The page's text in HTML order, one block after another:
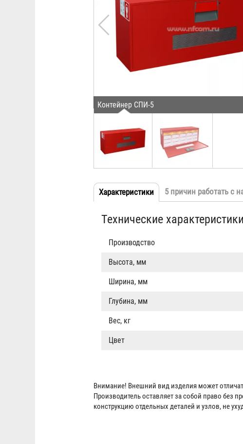
Контейнер СПИ-5
Табы
Характеристики (активная
5 причин работать с
Технические
Производство
Высота, мм
Ширина, мм
Глубина, мм
Вес, кг
Цвет
Внимание! Внешний вид изделия может
Производитель оставляет за собой право без
конструкцию отдельных деталей и узлов, не